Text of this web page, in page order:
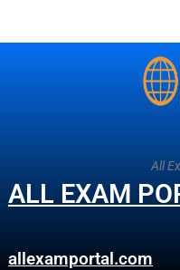
All
ALL EXAM
allexamportal.com